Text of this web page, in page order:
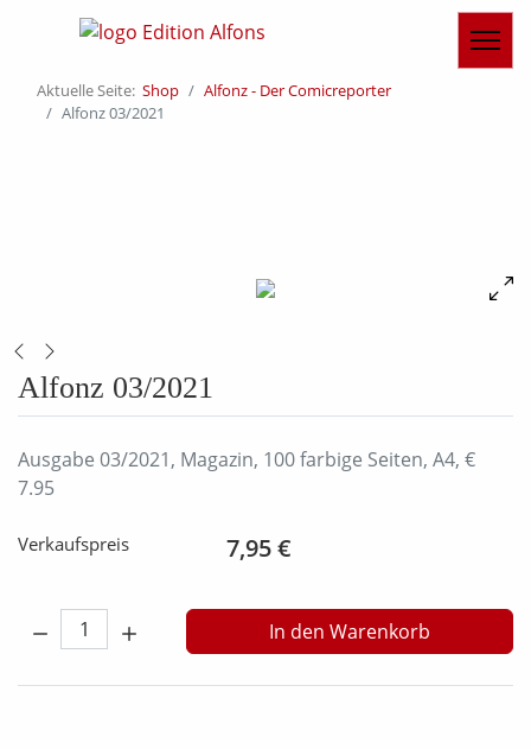
Aktuelle Seite: Shop
Alfonz - Der Comicreporter
Alfonz 03/2021
Alfonz 03/2021
Ausgabe 03/2021, Magazin, 100 farbige Seiten, A4, €
7.95
Verkaufspreis 7,95 €
Menge: In den Warenkorb